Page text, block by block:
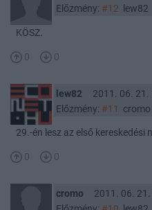
Előzmény: #12 lew82
KÖSZ.
0 0
lew82
2011. 06. 21.
Előzmény: #11 cromo
29.-én lesz az első kereskedési
0 0
cromo
2011. 06.